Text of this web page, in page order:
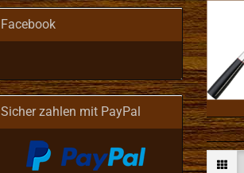
Facebook
Sicher zahlen mit PayPal